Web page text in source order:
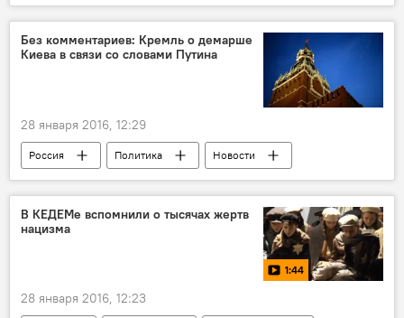
Республика Молдова
Андрей Нэстасе
DA
протест
антиправительственный протест
Без комментариев: Кремль о демарше
Киева в связи со словами Путина
28 января 2016, 12:29
Россия Политика
Новости
В мире
Украина
Россия
Донбасс
позиция
высказывания
В КЕДЕМе вспомнили о тысячах жертв
нацизма
1:44
28 января 2016, 12:23